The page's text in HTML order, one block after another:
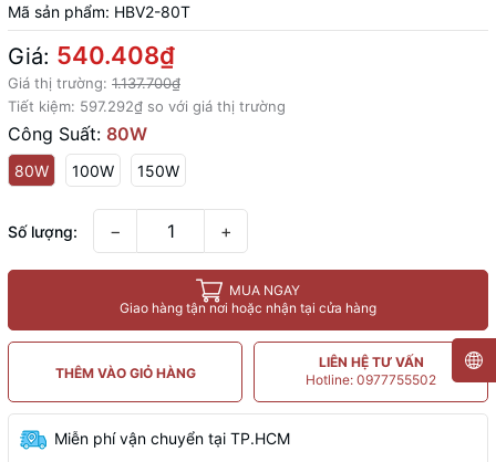
Mã sản phẩm: HBV2-80T
Giá: 540.408₫
Giá thị trường: 1.137.700₫
Tiết kiệm: 597.292₫ so với giá thị trường
Công Suất: 80W
80W 100W 150W
Số lượng: − +
MUA NGAY
Giao hàng tận nơi hoặc nhận tại cửa hàng
THÊM VÀO GIỎ HÀNG
LIÊN HỆ TƯ VẤN
Hotline: 0977755502
Miễn phí vận chuyển tại TP.HCM